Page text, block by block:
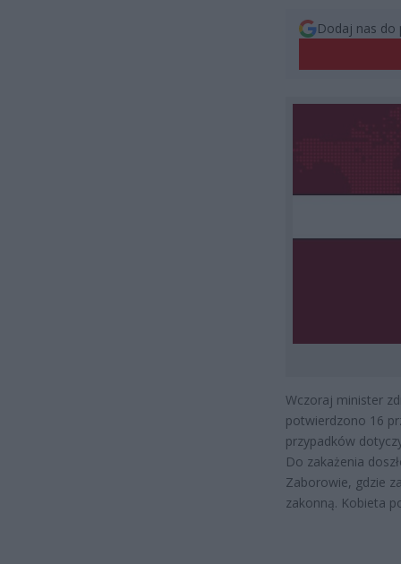
Dodaj nas do
Wczoraj minister
potwierdzono 16
przypadków
Do zakażenia
Zaborowie, gdzie
zakonną. Kobieta